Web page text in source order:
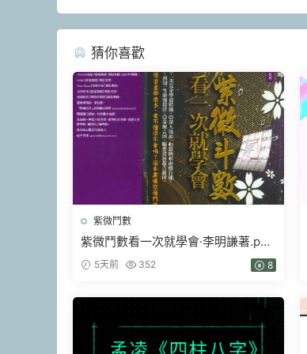
猜你喜歡
紫微鬥數
紫微鬥數看一次就學會·李明謙著.pdf
426頁
5天前 352 8